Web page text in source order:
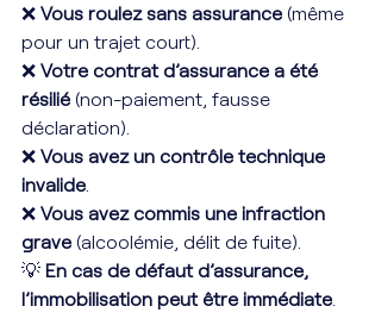
❌ Vous roulez sans assurance (même
pour un trajet court).
❌ Votre contrat d’assurance a été
résilié (non-paiement, fausse
déclaration).
❌ Vous avez un contrôle technique
invalide
❌ Vous avez commis une infraction
grave (alcoolémie, délit de fuite).
💡 En cas de défaut d’assurance,
l’immobilisation peut être immédiate